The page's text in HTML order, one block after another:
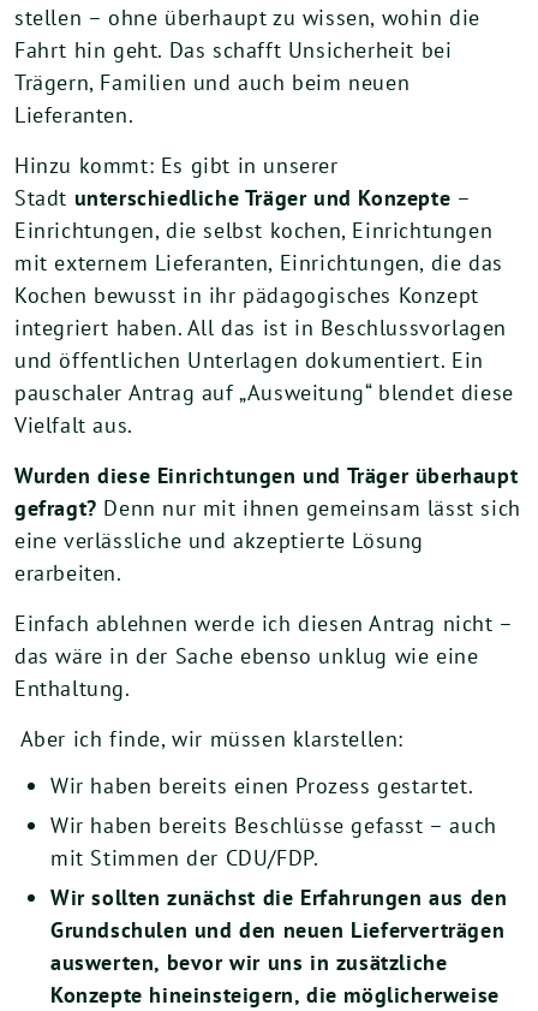
stellen – ohne überhaupt zu wissen, wohin die
Fahrt hin geht. Das schafft Unsicherheit bei
Trägern, Familien und auch beim neuen
Lieferanten.
Hinzu kommt: Es gibt in unserer
Stadt unterschiedliche Träger und Konzepte –
Einrichtungen, die selbst kochen, Einrichtungen
mit externem Lieferanten, Einrichtungen, die das
Kochen bewusst in ihr pädagogisches Konzept
integriert haben. All das ist in Beschlussvorlagen
und öffentlichen Unterlagen dokumentiert. Ein
pauschaler Antrag auf „Ausweitung“ blendet diese
Vielfalt aus.
Wurden diese Einrichtungen und Träger überhaupt
gefragt? Denn nur mit ihnen gemeinsam lässt sich
eine verlässliche und akzeptierte Lösung
erarbeiten.
Einfach ablehnen werde ich diesen Antrag nicht –
das wäre in der Sache ebenso unklug wie eine
Enthaltung.
Aber ich finde, wir müssen klarstellen:
Wir haben bereits einen Prozess gestartet.
Wir haben bereits Beschlüsse gefasst – auch
mit Stimmen der CDU/FDP.
Wir sollten zunächst die Erfahrungen aus den
Grundschulen und den neuen Lieferverträgen
auswerten, bevor wir uns in zusätzliche
Konzepte hineinsteigern, die möglicherweise